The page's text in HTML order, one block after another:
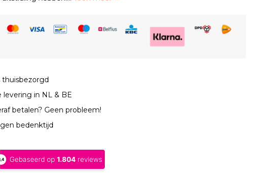
thuisbezorgd
levering in NL & BE
betalen? Geen probleem!
bedenktijd